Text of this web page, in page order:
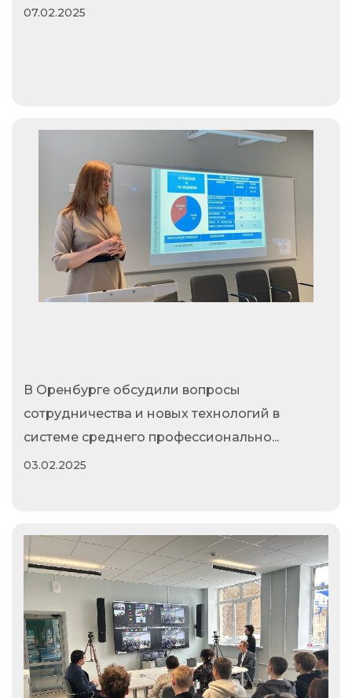
07.02.2025
В Оренбурге обсудили вопросы
сотрудничества и новых технологий в
системе среднего профессионально...
03.02.2025